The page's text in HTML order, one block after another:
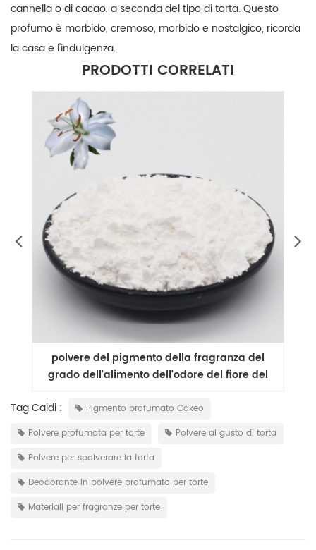
cannella o di cacao, a seconda del tipo di torta. Questo
profumo è morbido, cremoso, morbido e nostalgico, ricorda
la casa e l'indulgenza.
PRODOTTI CORRELATI
pigmento di polvere aromatica di menta
aromatica microcapsule
Tag Caldi :
Pigmento profumato Cakeo
Polvere profumata per torte
Polvere al gusto di torta
Polvere per spolverare la torta
Deodorante in polvere profumato per torte
Materiali per fragranze per torte